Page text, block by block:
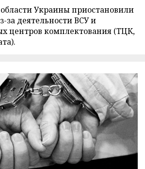
Украины приостановили
за деятельности ВСУ и
центров комплектования (ТЦК,